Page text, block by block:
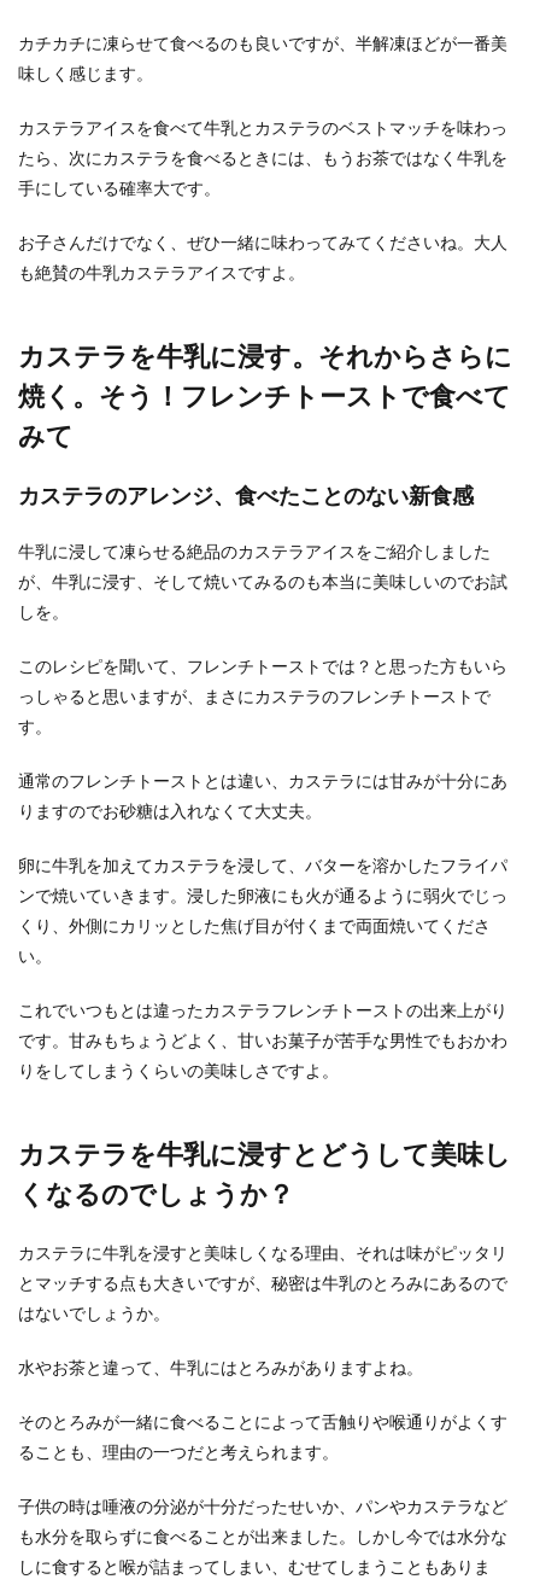
もおすすめの美味しいレシピ
時間のある時に作り置きを作って、なんとか平日
を乗り切って...
牛肉をお弁当のおかずに。柔らかい口
当たりのおかずにするコツ
す。 牛肉は、繊維がしっかりしているので調理法
簡単で美味しいパスタのレシピ！作り
方のポイントをご紹介
お昼に麺類を食べる方多くありませんか？お蕎麦
やそうめんも良いですが、パスタも美味しいです
カチカチに凍らせて食べるのも良いですが、半解凍ほどが一番美
味しく感じます。
カステラアイスを食べて牛乳とカステラのベストマッチを味わっ
たら、次にカステラを食べるときには、もうお茶ではなく牛乳を
手にしている確率大です。
お子さんだけでなく、ぜひ一緒に味わってみてくださいね。大人
も絶賛の牛乳カステラアイスですよ。
カステラを牛乳に浸す。それからさらに
焼く。そう！フレンチトーストで食べて
みて
カステラのアレンジ、食べたことのない新食感
牛乳に浸して凍らせる絶品のカステラアイスをご紹介しました
が、牛乳に浸す、そして焼いてみるのも本当に美味しいのでお試
しを。
このレシピを聞いて、フレンチトーストでは？と思った方もいら
っしゃると思いますが、まさにカステラのフレンチトーストで
す。
通常のフレンチトーストとは違い、カステラには甘みが十分にあ
りますのでお砂糖は入れなくて大丈夫。
卵に牛乳を加えてカステラを浸して、バターを溶かしたフライパ
ンで焼いていきます。浸した卵液にも火が通るように弱火でじっ
くり、外側にカリッとした焦げ目が付くまで両面焼いてくださ
い。
これでいつもとは違ったカステラフレンチトーストの出来上がり
です。甘みもちょうどよく、甘いお菓子が苦手な男性でもおかわ
りをしてしまうくらいの美味しさですよ。
カステラを牛乳に浸すとどうして美味し
くなるのでしょうか？
カステラに牛乳を浸すと美味しくなる理由、それは味がピッタリ
とマッチする点も大きいですが、秘密は牛乳のとろみにあるので
はないでしょうか。
水やお茶と違って、牛乳にはとろみがありますよね。
そのとろみが一緒に食べることによって舌触りや喉通りがよくす
ることも、理由の一つだと考えられます。
子供の時は唾液の分泌が十分だったせいか、パンやカステラなど
も水分を取らずに食べることが出来ました。しかし今では水分な
しに食すると喉が詰まってしまい、むせてしまうこともありま